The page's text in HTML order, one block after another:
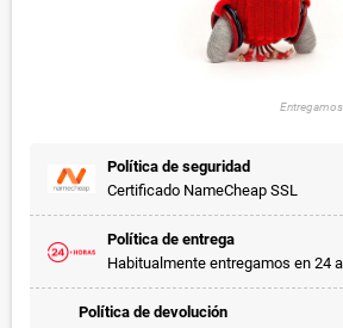
Política de seguridad
Certificado NameCheap SSL
Política de entrega
Habitualmente entregamos en 24
Política de devolución